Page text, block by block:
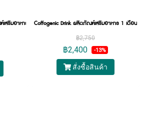
สริมอาหาร 4 เดือน ขนาด 2 ลัง (120 ขวด)
Coffogenic Drink ผลิตภัณฑ์เสริมอาหาร 1 เดือน
฿2,750
฿2,400 -13%
สั่งซื้อสินค้า